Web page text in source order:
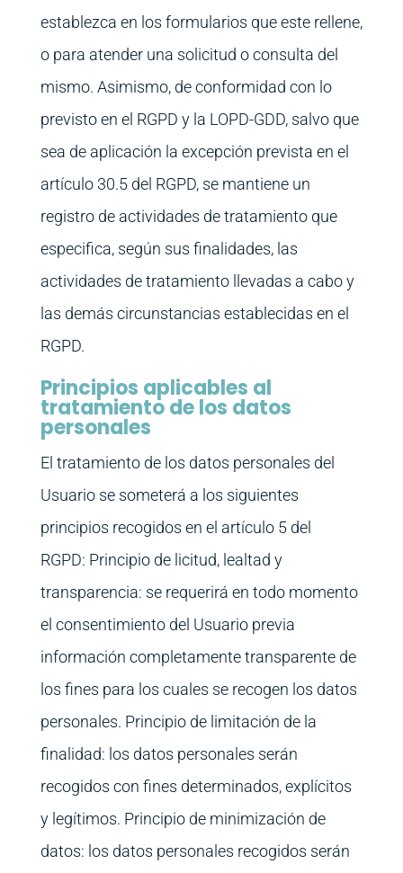
establezca en los formularios que este rellene,
o para atender una solicitud o consulta del
mismo. Asimismo, de conformidad con lo
previsto en el RGPD y la LOPD-GDD, salvo que
sea de aplicación la excepción prevista en el
artículo 30.5 del RGPD, se mantiene un
registro de actividades de tratamiento que
especifica, según sus finalidades, las
actividades de tratamiento llevadas a cabo y
las demás circunstancias establecidas en el
RGPD.
Principios aplicables al
tratamiento de los datos
personales
El tratamiento de los datos personales del
Usuario se someterá a los siguientes
principios recogidos en el artículo 5 del
RGPD: Principio de licitud, lealtad y
transparencia: se requerirá en todo momento
el consentimiento del Usuario previa
información completamente transparente de
los fines para los cuales se recogen los datos
personales. Principio de limitación de la
finalidad: los datos personales serán
recogidos con fines determinados, explícitos
y legítimos. Principio de minimización de
datos: los datos personales recogidos serán